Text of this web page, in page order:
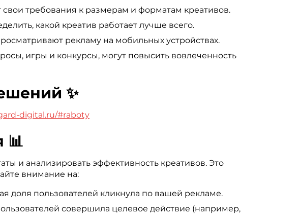
требования к размерам и форматам креативов.
какой креатив работает лучше всего.
рекламу на мобильных устройствах.
игры и конкурсы, могут повысить вовлеченность
✨
digital.ru/#raboty
📊
и анализировать эффективность креативов. Это
внимание на:
доля пользователей кликнула по вашей рекламе.
совершила целевое действие (например,